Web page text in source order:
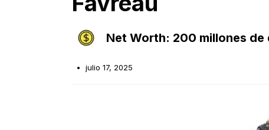
Net Worth: 200 millones de
julio 17, 2025